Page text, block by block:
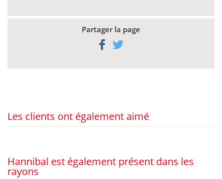
Partager la page
Les clients ont également aimé
Hannibal est également présent dans les
rayons